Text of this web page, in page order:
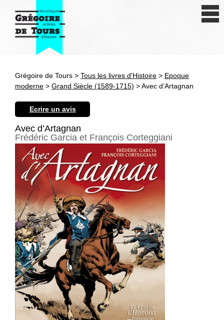
Antiquité
Révolution et XIXe siècle
XXe siècle
Autres civilisations
Thématiques
Grégoire de Tours > Tous les livres d'Histoire > Epoque
moderne > Grand Siècle (1589-1715) > Avec d’Artagnan
Ecrire un avis
Avec d’Artagnan
Frédéric Garcia et François Corteggiani